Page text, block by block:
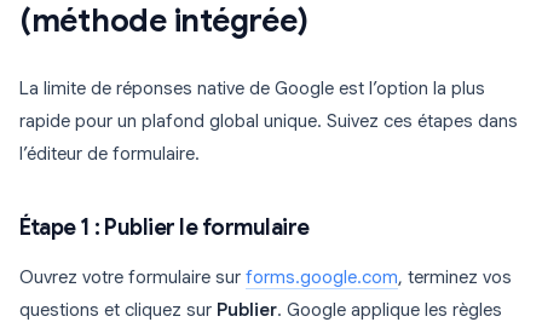
(méthode intégrée)
La limite de réponses native de Google est l’option la plus
rapide pour un plafond global unique. Suivez ces étapes dans
l’éditeur de formulaire.
Étape 1 : Publier le formulaire
Ouvrez votre formulaire sur forms.google.com, terminez vos
questions et cliquez sur Publier. Google applique les règles